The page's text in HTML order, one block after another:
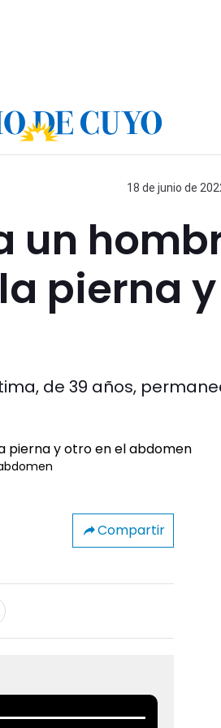
18 de junio de
un
pierna y
de 39 años,
Compartir